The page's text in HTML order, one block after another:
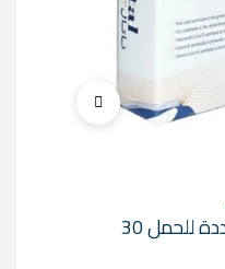
فاس ناتال فيتامينات متعددة للحمل 30